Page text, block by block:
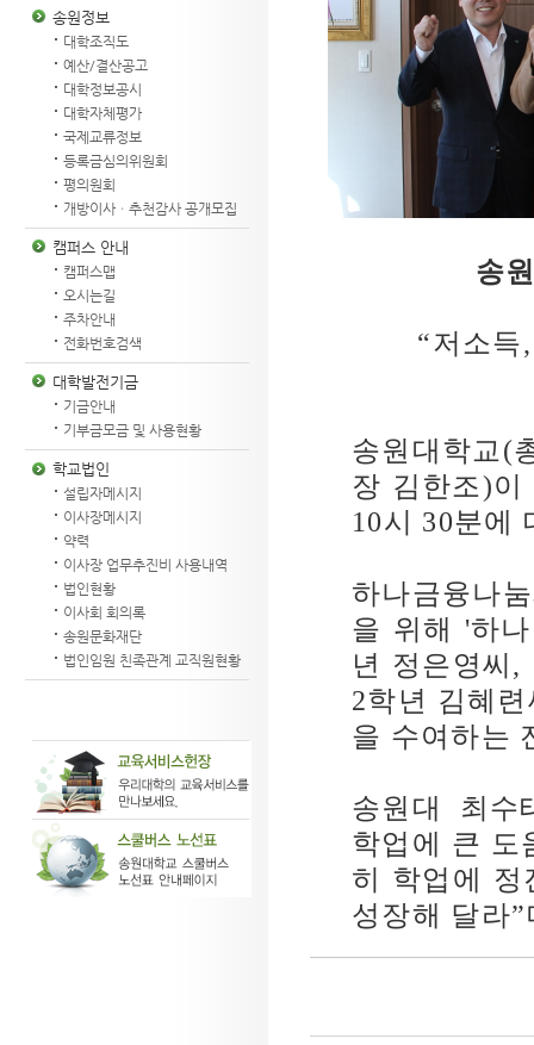
송원정보
대학조직도
예산/결산공고
대학정보공시
대학자체평가
국제교류정보
등록금심의위원회
평의원회
개방이사ㆍ추천감사 공개모집
캠퍼스 안내
캠퍼스맵
오시는길
주차안내
전화번호검색
대학발전기금
기금안내
기부금모금 및 사용현황
학교법인
설립자메시지
이사장메시지
약력
이사장 업무추진비 사용내역
법인현황
이사회 회의록
송원문화재단
법인임원 친족관계 교직원현황
송
“저소득
송원대학교 (
장 김한조)이
10시 30분에
하나금융나
을 위해 '하
년 정은영씨,
2학년 김혜
을 수여하는
송원대 최
학업에 큰 도
히 학업에 정
성장해 달라”